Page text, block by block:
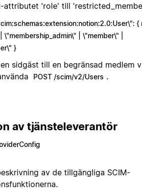
attributet 'role' till
{
| \"member\" |
}
sidgäst till en begränsad medlem
POST /scim/v2/Users .
av tjänsteleverantör
av de tillgängliga SCIM-